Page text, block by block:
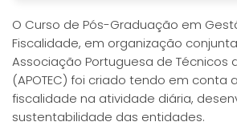
O Curso de Pós-Graduação em
Fiscalidade, em organização
Associação Portuguesa de Técnicos
(APOTEC) foi criado tendo em conta
fiscalidade na atividade diária,
sustentabilidade das entidades.